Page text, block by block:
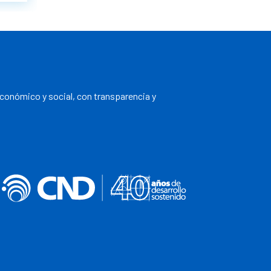
y social, con transparencia y